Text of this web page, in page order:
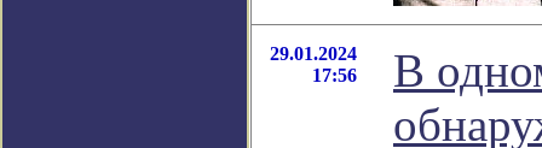
29.01.2024
17:56
В